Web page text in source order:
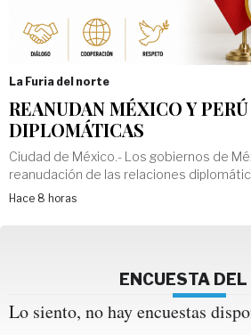
La Furia del norte
REANUDAN MÉXICO Y
DIPLOMÁTICAS
Ciudad de México.- Los gobiernos de
reanudación de las relaciones
Hace 8 horas
ENCUESTA
Lo siento, no hay encuestas